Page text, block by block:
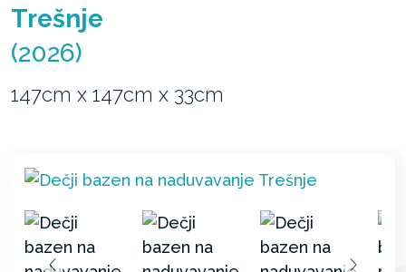
Trešnje
(2026)
147cm x 147cm x 33cm